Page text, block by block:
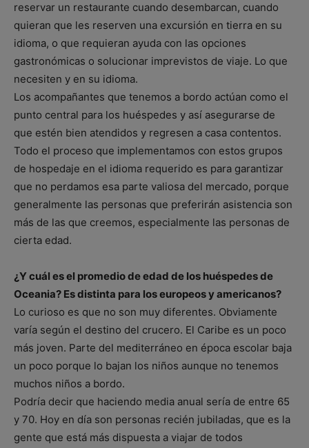
reservar un restaurante cuando desembarcan, cuando
quieran que les reserven una excursión en tierra en su
idioma, o que requieran ayuda con las opciones
gastronómicas o solucionar imprevistos de viaje. Lo que
necesiten y en su idioma.
Los acompañantes que tenemos a bordo actúan como el
punto central para los huéspedes y así asegurarse de
que estén bien atendidos y regresen a casa contentos.
Todo el proceso que implementamos con estos grupos
de hospedaje en el idioma requerido es para garantizar
que no perdamos esa parte valiosa del mercado, porque
generalmente las personas que preferirán asistencia son
más de las que creemos, especialmente las personas de
cierta edad.
¿Y cuál es el promedio de edad de los huéspedes de
Oceania? Es distinta para los europeos y americanos?
Lo curioso es que no son muy diferentes. Obviamente
varía según el destino del crucero. El Caribe es un poco
más joven. Parte del mediterráneo en época escolar baja
un poco porque lo bajan los niños aunque no tenemos
muchos niños a bordo.
Podría decir que haciendo media anual sería de entre 65
y 70. Hoy en día son personas recién jubiladas, que es la
gente que está más dispuesta a viajar de todos